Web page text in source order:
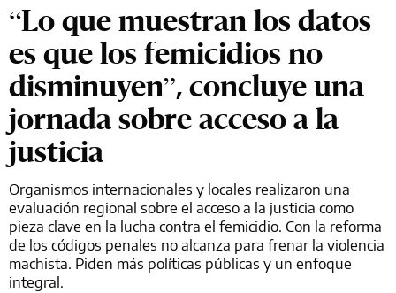
“Lo que muestran los datos
es que los femicidios no
disminuyen”, concluye una
jornada sobre acceso a la
justicia
Organismos internacionales y locales realizaron una
evaluación regional sobre el acceso a la justicia como
pieza clave en la lucha contra el femicidio. Con la reforma
de los códigos penales no alcanza para frenar la violencia
machista. Piden más políticas públicas y un enfoque
integral.